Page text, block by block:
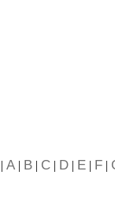
| A | B | C | D | E | F |